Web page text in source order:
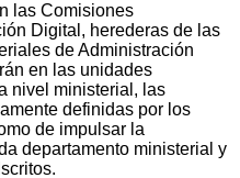
las Comisiones
Digital, herederas de las
de Administración
en las unidades
nivel ministerial, las
definidas por los
de impulsar la
departamento ministerial y